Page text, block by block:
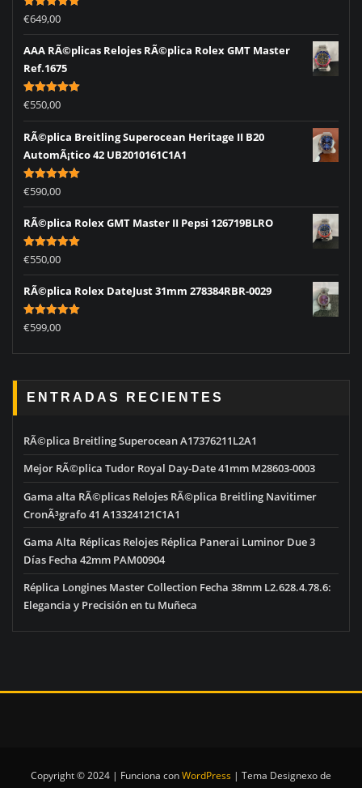
Rated5.00
out of 5
€649,00
AAA RÃ©plicas Relojes RÃ©plica Rolex GMT Master
Ref.1675
Rated5.00
out of 5
€550,00
RÃ©plica Breitling Superocean Heritage II B20
AutomÃ¡tico 42 UB2010161C1A1
Rated5.00
out of 5
€590,00
RÃ©plica Rolex GMT Master II Pepsi 126719BLRO
Rated5.00
out of 5
€550,00
RÃ©plica Rolex DateJust 31mm 278384RBR-0029
Rated5.00
out of 5
€599,00
ENTRADAS RECIENTES
RÃ©plica Breitling Superocean A17376211L2A1
Mejor RÃ©plica Tudor Royal Day-Date 41mm M28603-0003
Gama alta RÃ©plicas Relojes RÃ©plica Breitling Navitimer
CronÃ³grafo 41 A13324121C1A1
Gama Alta Réplicas Relojes Réplica Panerai Luminor Due 3
Días Fecha 42mm PAM00904
Réplica Longines Master Collection Fecha 38mm L2.628.4.78.6:
Elegancia y Precisión en tu Muñeca
Copyright © 2024 | Funciona conWordPress | Tema Designexo de